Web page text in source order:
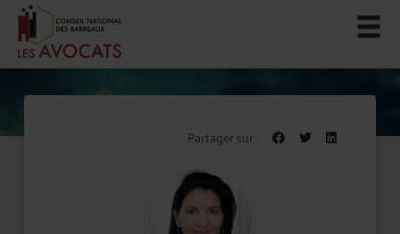
Partager sur :